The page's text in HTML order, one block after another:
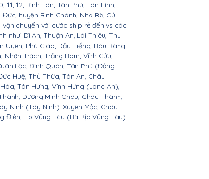
11, 12, Bình Tân, Tân Phú, Tân Bình,
huyện Bình Chánh, Nhà Bè, Củ
chuyển với cước ship rẻ đến vs các
như: Dĩ An, Thuận An, Lái Thiêu, Thủ
Uyên, Phú Giáo, Dầu Tiếng, Bàu Bàng
Trạch, Trảng Bom, Vĩnh Cửu,
Lộc, Định Quán, Tân Phú (Đồng
Huệ, Thủ Thừa, Tân An, Châu
Tân Hưng, Vĩnh Hưng (Long An),
Dương Minh Châu, Châu Thành,
Ninh (Tây Ninh), Xuyên Mộc, Châu
Điền, Tp Vũng Tàu (Bà Rịa Vũng Tàu).